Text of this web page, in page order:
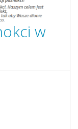
w